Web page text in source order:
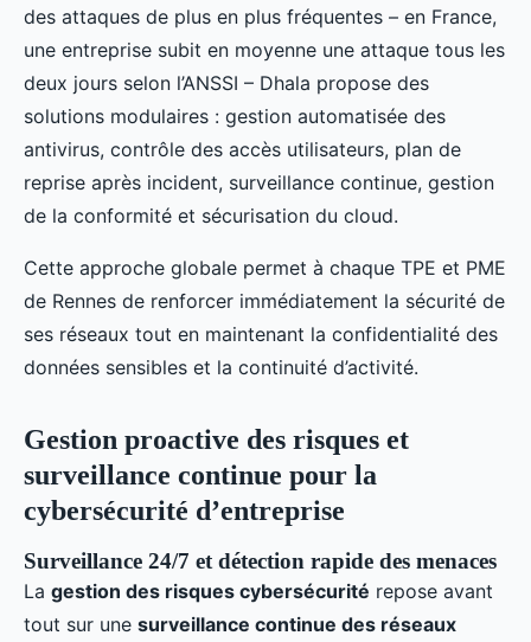
des attaques de plus en plus fréquentes – en France,
une entreprise subit en moyenne une attaque tous les
deux jours selon l’ANSSI – Dhala propose des
solutions modulaires : gestion automatisée des
antivirus, contrôle des accès utilisateurs, plan de
reprise après incident, surveillance continue, gestion
de la conformité et sécurisation du cloud.
Cette approche globale permet à chaque TPE et PME
de Rennes de renforcer immédiatement la sécurité de
ses réseaux tout en maintenant la confidentialité des
données sensibles et la continuité d’activité.
Gestion proactive des risques et
surveillance continue pour la
cybersécurité d’entreprise
Surveillance 24/7 et détection rapide des menaces
La gestion des risques cybersécurité repose avant
tout sur une surveillance continue des réseaux